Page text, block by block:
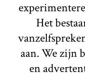
Het
aan. We zijn
en